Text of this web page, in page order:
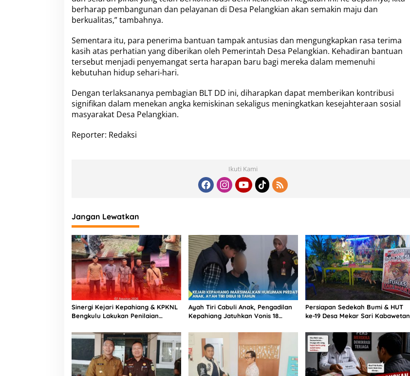
berharap pembangunan dan pelayanan di Desa Pelangkian akan semakin maju dan
berkualitas,” tambahnya.
Sementara itu, para penerima bantuan tampak antusias dan mengungkapkan rasa terima
kasih atas perhatian yang diberikan oleh Pemerintah Desa Pelangkian. Kehadiran bantuan
tersebut menjadi penyemangat serta harapan baru bagi mereka dalam memenuhi
kebutuhan hidup sehari-hari.
Dengan terlaksananya pembagian BLT DD ini, diharapkan dapat memberikan kontribusi
signifikan dalam menekan angka kemiskinan sekaligus meningkatkan kesejahteraan sosial
masyarakat Desa Pelangkian.
Reporter: Redaksi
Ikuti Kami
Jangan Lewatkan
Sinergi Kejari Kepahiang & KPKNL
Bengkulu Lakukan Penilaian
Ayah Tiri Cabuli Anak, Pengadilan
Kepahiang Jatuhkan Vonis 18
Persiapan Sedekah Bumi & HUT
ke-19 Desa Mekar Sari Kabawetan
Besok